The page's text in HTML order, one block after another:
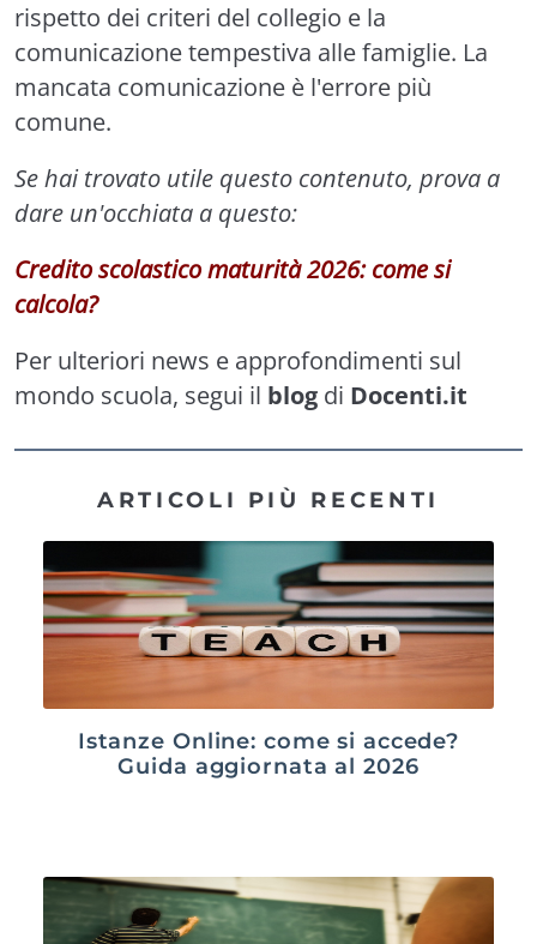
rispetto dei criteri del collegio e la
comunicazione tempestiva alle famiglie. La
mancata comunicazione è l'errore più
comune.
Se hai trovato utile questo contenuto, prova a
dare un'occhiata a questo:
Credito scolastico maturità 2026: come si
calcola?
Per ulteriori news e approfondimenti sul
mondo scuola, segui il blog di Docenti.it
ARTICOLI PIÙ RECENTI
Istanze Online: come si accede?
Guida aggiornata al 2026